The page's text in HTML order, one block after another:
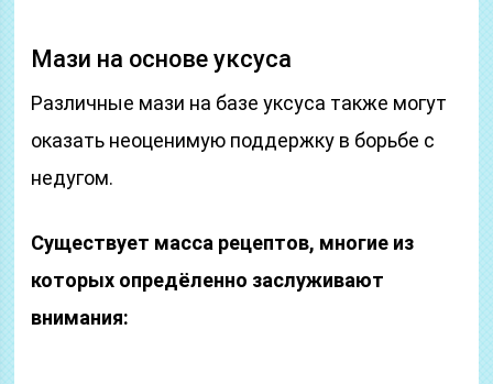
Мази на основе уксуса
Различные мази на базе уксуса также могут
оказать неоценимую поддержку в борьбе с
недугом.
Существует масса рецептов, многие из
которых опредёленно заслуживают
внимания: